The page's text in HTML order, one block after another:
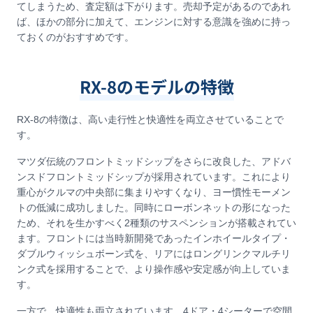
てしまうため、査定額は下がります。売却予定があるのであれ
ば、ほかの部分に加えて、エンジンに対する意識を強めに持っ
ておくのがおすすめです。
RX-8のモデルの特徴
RX-8の特徴は、高い走行性と快適性を両立させていることで
す。
マツダ伝統のフロントミッドシップをさらに改良した、アドバ
ンスドフロントミッドシップが採用されています。これにより
重心がクルマの中央部に集まりやすくなり、ヨー慣性モーメン
トの低減に成功しました。同時にローボンネットの形になった
ため、それを生かすべく2種類のサスペンションが搭載されてい
ます。フロントには当時新開発であったインホイールタイプ・
ダブルウィッシュボーン式を、リアにはロングリンクマルチリ
ンク式を採用することで、より操作感や安定感が向上していま
す。